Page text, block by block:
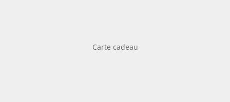
Carte cadeau